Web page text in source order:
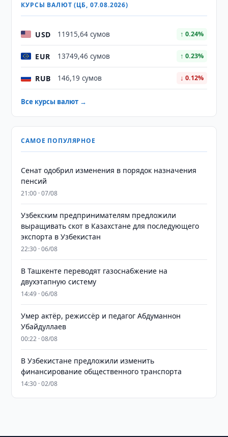
КУРСЫ ВАЛЮТ (ЦБ, 07.08.2026)
USD 11915,64 сумов ↑ 0.24%
EUR 13749,46 сумов ↑ 0.23%
RUB 146,19 сумов ↓ 0.12%
Все курсы валют →
САМОЕ ПОПУЛЯРНОЕ
Сенат одобрил изменения в порядок назначения
пенсий
21:00 · 07/08
Узбекским предпринимателям предложили
выращивать скот в Казахстане для последующего
экспорта в Узбекистан
22:30 · 06/08
В Ташкенте переводят газоснабжение на
двухэтапную систему
14:49 · 06/08
Умер актёр, режиссёр и педагог Абдуманнон
Убайдуллаев
00:22 · 08/08
В Узбекистане предложили изменить
финансирование общественного транспорта
14:30 · 02/08